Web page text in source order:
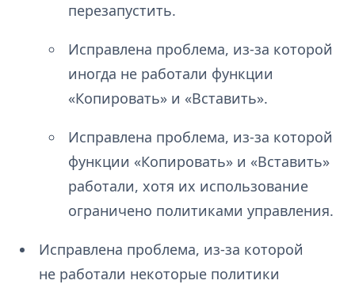
перезапустить.
Исправлена проблема, из-за которой
иногда не работали функции
«Копировать» и «Вставить».
Исправлена проблема, из-за которой
функции «Копировать» и «Вставить»
работали, хотя их использование
ограничено политиками управления.
Исправлена проблема, из-за которой
не работали некоторые политики